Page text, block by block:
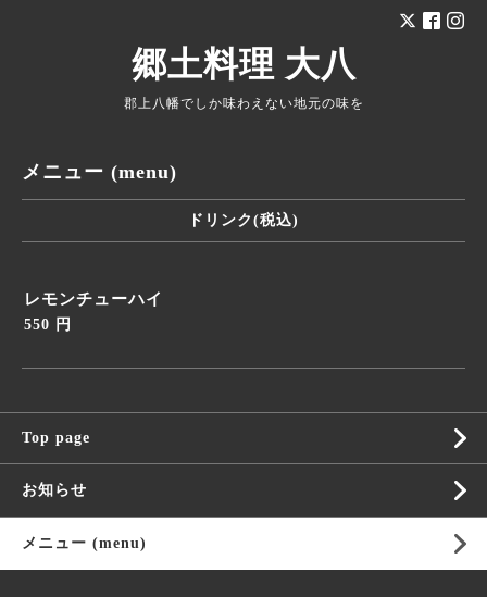
郷土料理 大八
郡上八幡でしか味わえない地元の味を
メニュー (menu)
ドリンク(税込)
レモンチューハイ
550 円
Top page
お知らせ
メニュー (menu)